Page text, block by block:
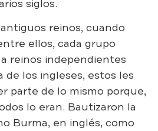
siglos.
reinos, cuando
ellos, cada grupo
reinos independientes
de los ingleses, estos les
parte de lo mismo porque,
lo eran. Bautizaron la
Burma, en inglés, como